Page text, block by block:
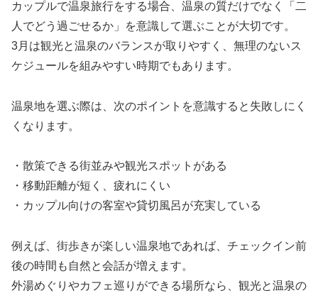
カップルで温泉旅行をする場合、温泉の質だけでなく「二
人でどう過ごせるか」を意識して選ぶことが大切です。
3月は観光と温泉のバランスが取りやすく、無理のないス
ケジュールを組みやすい時期でもあります。
温泉地を選ぶ際は、次のポイントを意識すると失敗しにく
くなります。
・散策できる街並みや観光スポットがある
・移動距離が短く、疲れにくい
・カップル向けの客室や貸切風呂が充実している
例えば、街歩きが楽しい温泉地であれば、チェックイン前
後の時間も自然と会話が増えます。
外湯めぐりやカフェ巡りができる場所なら、観光と温泉の